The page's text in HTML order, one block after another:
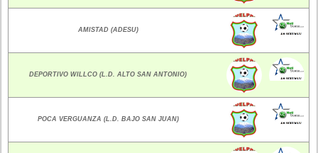
AMISTAD (ADESU)
DEPORTIVO WILLCO (L.D. ALTO SAN ANTONIO)
POCA VERGUANZA (L.D. BAJO SAN JUAN)